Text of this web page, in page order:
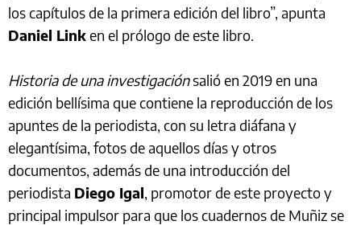
los capítulos de la primera edición del libro”, apunta
Daniel Linken el prólogo de este libro.
Historia de una investigaciónsalió en 2019 en una
edición bellísima que contiene la reproducción de los
apuntes de la periodista, con su letra diáfana y
elegantísima, fotos de aquellos días y otros
documentos, además de una introducción del
periodista Diego Igal, promotor de este proyecto y
principal impulsor para que los cuadernos de Muñiz se